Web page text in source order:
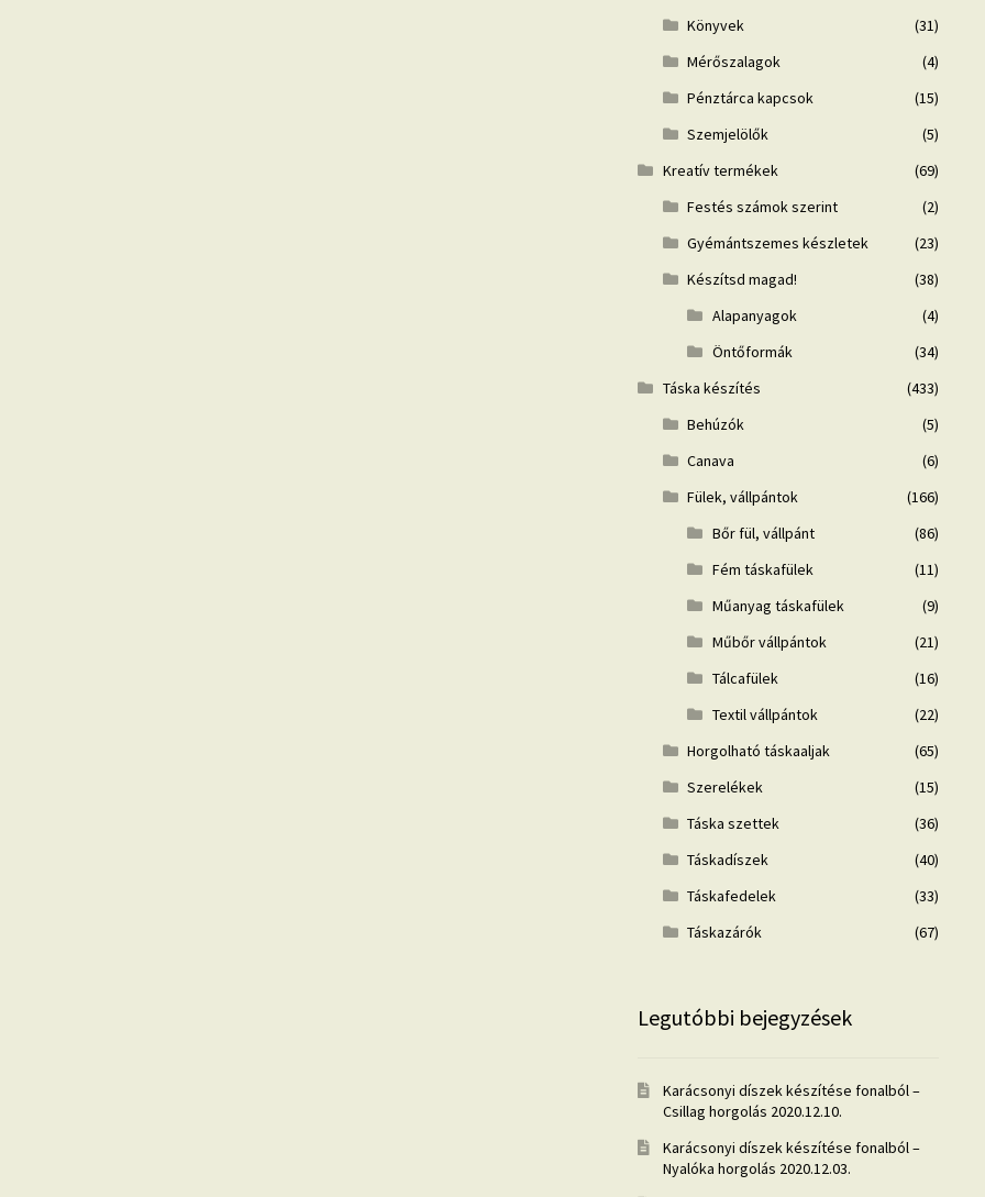
Könyvek
(31)
Mérőszalagok
(4)
Pénztárca kapcsok
(15)
Szemjelölők
(5)
Kreatív termékek
(69)
Festés számok szerint
(2)
Gyémántszemes készletek
(23)
Készítsd magad!
(38)
Alapanyagok
(4)
Öntőformák
(34)
Táska készítés
(433)
Behúzók
(5)
Canava
(6)
Fülek, vállpántok
(166)
Bőr fül, vállpánt
(86)
Fém táskafülek
(11)
Műanyag táskafülek
(9)
Műbőr vállpántok
(21)
Tálcafülek
(16)
Textil vállpántok
(22)
Horgolható táskaaljak
(65)
Szerelékek
(15)
Táska szettek
(36)
Táskadíszek
(40)
Táskafedelek
(33)
Táskazárók
(67)
Legutóbbi bejegyzések
Karácsonyi díszek készítése fonalból –
Csillag horgolás 2020.12.10.
Karácsonyi díszek készítése fonalból –
Nyalóka horgolás 2020.12.03.